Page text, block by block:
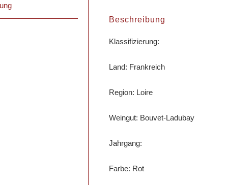
Beschreibung
Klassifizierung:
Land: Frankreich
Region: Loire
Weingut: Bouvet-Ladubay
Jahrgang:
Farbe: Rot